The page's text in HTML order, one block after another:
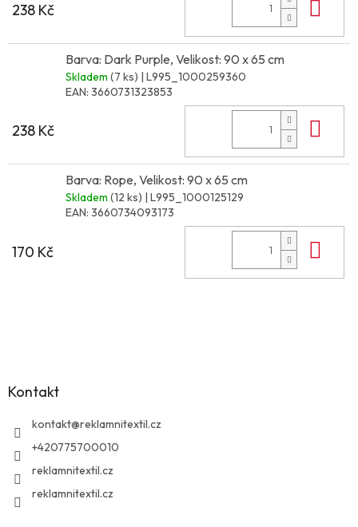
238 Kč
Barva: Dark Purple, Velikost: 90 x 65 cm
Skladem (7 ks) | L995_1000259360
EAN: 3660731323853
238 Kč
Barva: Rope, Velikost: 90 x 65 cm
Skladem (12 ks) | L995_1000125129
EAN: 3660734093173
170 Kč
Kontakt
kontakt@reklamnitextil.cz
+420775700010
reklamnitextil.cz
reklamnitextil.cz